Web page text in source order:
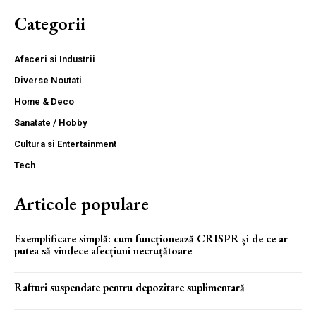
Categorii
Afaceri si Industrii
Diverse Noutati
Home & Deco
Sanatate / Hobby
Cultura si Entertainment
Tech
Articole populare
Exemplificare simplă: cum funcționează CRISPR și de ce ar
putea să vindece afecțiuni necruțătoare
Rafturi suspendate pentru depozitare suplimentară